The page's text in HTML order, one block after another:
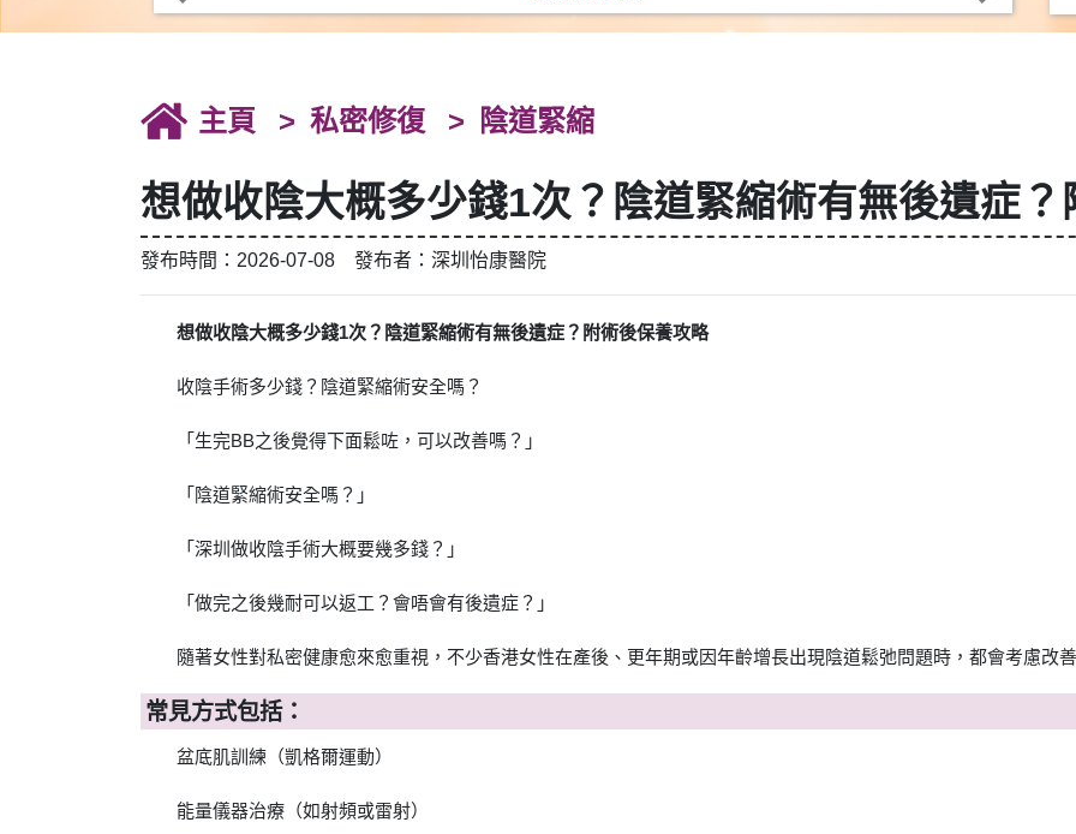
主頁 私密修復 陰道緊縮
想做收陰大概多少錢1次？陰道緊縮術有無後遺症
發布時間：2026-07-08 發布者：深圳怡康醫院
想做收陰大概多少錢1次？陰道緊縮術有無後遺症？附術後保養攻略
收陰手術多少錢？陰道緊縮術安全嗎？
「生完BB之後覺得下面鬆咗，可以改善嗎？」
「陰道緊縮術安全嗎？」
「深圳做收陰手術大概要幾多錢？」
「做完之後幾耐可以返工？會唔會有後遺症？」
隨著女性對私密健康愈來愈重視，不少香港女性在產後、更年期或因年齡增長出現陰道鬆弛問題時，都會考慮改
常見方式包括：
盆底肌訓練（凱格爾運動）
能量儀器治療（如射頻或雷射）